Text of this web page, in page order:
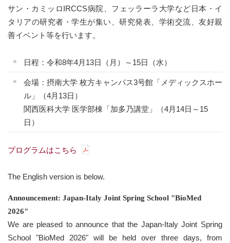
サン・カミッロIRCCS病院、フェッラーラ大学など日本・イ
タリアの研究者・学生が集い、研究発表、学術交流、友好親
善イベント等を行います。
日程：令和8年4月13日（月）～15日（水）
会場：摂南大学 枚方キャンパス3号館「メディックスホー
ル」（4月13日）
関西医科大学 医学部棟「加多乃講堂」（4月14日～15
日）
プログラムはこちら
The English version is below.
Announcement: Japan-Italy Joint Spring School "BioMed
2026"
We are pleased to announce that the Japan-Italy Joint Spring
School "BioMed 2026" will be held over three days, from